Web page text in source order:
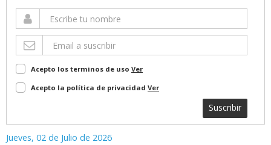
Acepto los terminos de uso Ver
Acepto la política de privacidad Ver
Suscribir
Jueves, 02 de Julio de 2026